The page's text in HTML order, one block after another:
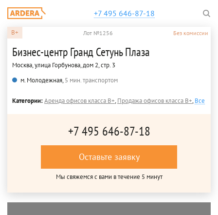
+7 495 646-87-18
B+ Лот №1256 Без комиссии
Бизнес-центр Гранд Сетунь Плаза
Москва, улица Горбунова, дом 2, стр. 3
м. Молодежная,5 мин. транспортом
Категории:Аренда офисов класса B+,Продажа офисов класса B+,Все
+7 495 646-87-18
Оставьте заявку
Мы свяжемся с вами в течение 5 минут